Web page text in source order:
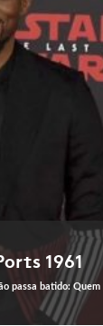
1961
passa batido: Quem